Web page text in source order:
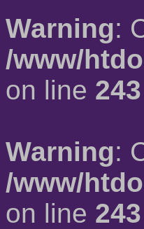
Warning:
/www/
on line 243
Warning:
/www/
on line 243